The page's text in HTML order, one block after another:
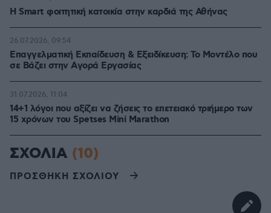
Η Smart φοιτητική κατοικία στην καρδιά της Αθήνας
Επαγγελματική Εκπαίδευση & Εξειδίκευση: Το Mοντέλο που
σε Bάζει στην Aγορά Eργασίας
26.07.2026, 09:54
14+1 λόγοι που αξίζει να ζήσεις το επετειακό τριήμερο των
15 χρόνων του Spetses Mini Marathon
31.07.2026, 11:04
ΣΧΟΛΙΑ (10)
ΠΡΟΣΘΗΚΗ ΣΧΟΛΙΟΥ